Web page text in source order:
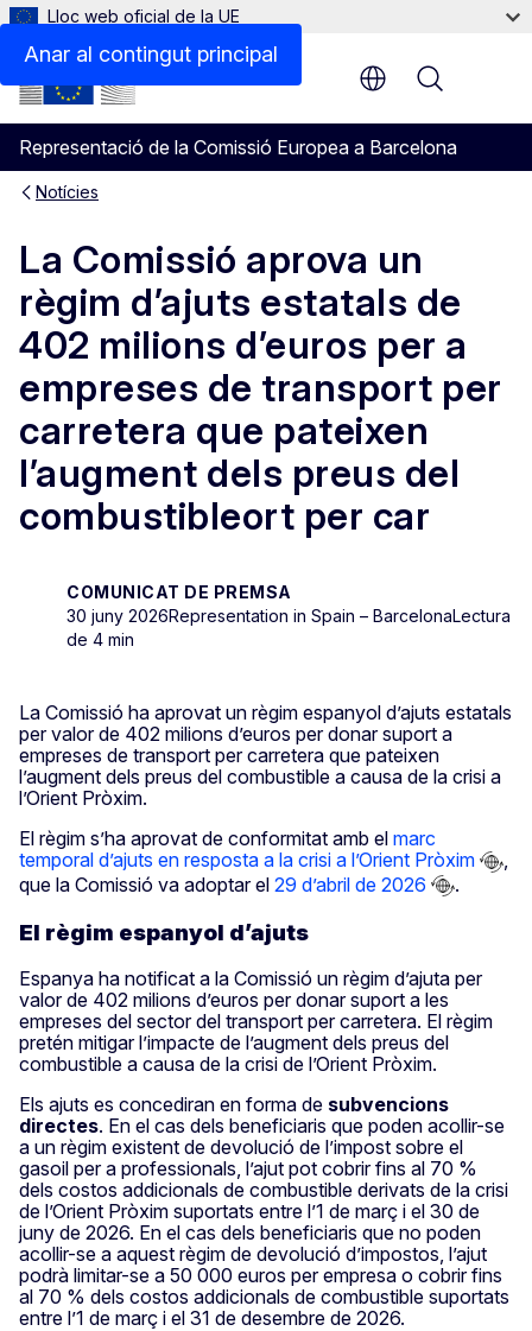
Anar al contingut principal
Lloc web oficial de la UE
Representació de la Comissió Europea a Barcelona
Menu
Notícies
La Comissió aprova un
règim d’ajuts estatals de
402 milions d’euros per a
empreses de transport per
carretera que pateixen
l’augment dels preus del
combustibleort per car
COMUNICAT DE PREMSA
30 juny 2026Representation in Spain – BarcelonaLectura
de 4 min
La Comissió ha aprovat un règim espanyol d’ajuts estatals
per valor de 402 milions d’euros per donar suport a
empreses de transport per carretera que pateixen
l’augment dels preus del combustible a causa de la crisi a
l’Orient Pròxim.
El règim s’ha aprovat de conformitat amb el marc
temporal d’ajuts en resposta a la crisi a l’Orient Pròxim
que la Comissió va adoptar el 29 d’abril de 2026 .
El règim espanyol d’ajuts
Espanya ha notificat a la Comissió un règim d’ajuta per
valor de 402 milions d’euros per donar suport a les
empreses del sector del transport per carretera. El règim
pretén mitigar l’impacte de l’augment dels preus del
combustible a causa de la crisi de l’Orient Pròxim.
Els ajuts es concediran en forma de subvencions
directes. En el cas dels beneficiaris que poden acollir-se
a un règim existent de devolució de l’impost sobre el
gasoil per a professionals, l’ajut pot cobrir fins al 70 %
dels costos addicionals de combustible derivats de la crisi
de l’Orient Pròxim suportats entre l’1 de març i el 30 de
juny de 2026. En el cas dels beneficiaris que no poden
acollir-se a aquest règim de devolució d’impostos, l’ajut
podrà limitar-se a 50 000 euros per empresa o cobrir fins
al 70 % dels costos addicionals de combustible suportats
entre l’1 de març i el 31 de desembre de 2026.